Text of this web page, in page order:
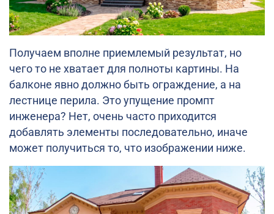
Получаем вполне приемлемый результат, но
чего то не хватает для полноты картины. На
балконе явно должно быть ограждение, а на
лестнице перила. Это упущение промпт
инженера? Нет, очень часто приходится
добавлять элементы последовательно, иначе
может получиться то, что изображении ниже.